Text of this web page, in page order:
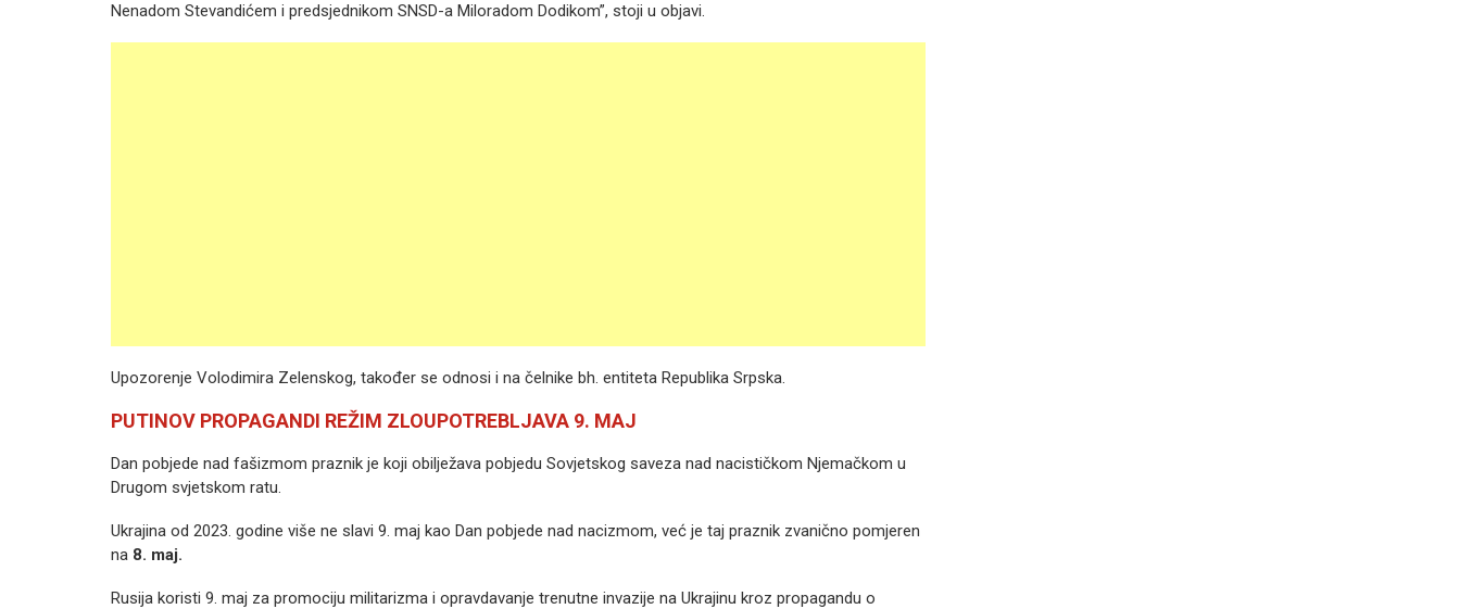
Nenadom Stevandićem i predsjednikom SNSD-a Miloradom Dodikom”, stoji u objavi.
Upozorenje Volodimira Zelenskog, također se odnosi i na čelnike bh. entiteta Republika Srpska.
PUTINOV PROPAGANDI REŽIM ZLOUPOTREBLJAVA 9. MAJ
Dan pobjede nad fašizmom praznik je koji obilježava pobjedu Sovjetskog saveza nad nacističkom Njemačkom u
Drugom svjetskom ratu.
Ukrajina od 2023. godine više ne slavi 9. maj kao Dan pobjede nad nacizmom, već je taj praznik zvanično pomjeren
na 8. maj.
Rusija koristi 9. maj za promociju militarizma i opravdavanje trenutne invazije na Ukrajinu kroz propagandu o